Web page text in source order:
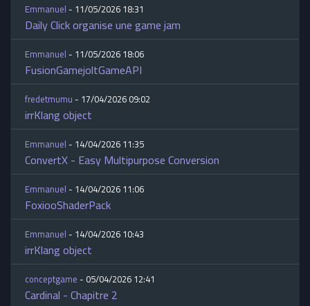
Emmanuel- 11/05/2026 18:31
Daily Click organise une game jam
Emmanuel- 11/05/2026 18:06
FusionGamejoltGameAPI
fredetmumu- 17/04/2026 09:02
irrKlang object
Emmanuel- 14/04/2026 11:35
ConvertX - Easy Multipurpose Conversion
Emmanuel- 14/04/2026 11:06
FoxiooShaderPack
Emmanuel- 14/04/2026 10:43
irrKlang object
conceptgame- 05/04/2026 12:41
Cardinal - Chapitre 2